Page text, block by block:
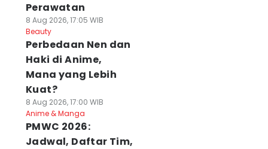
Perawatan
8 Aug 2026, 17:05 WIB
Beauty
Perbedaan Nen dan
Haki di Anime,
Mana yang Lebih
Kuat?
8 Aug 2026, 17:00 WIB
Anime & Manga
PMWC 2026:
Jadwal, Daftar Tim,